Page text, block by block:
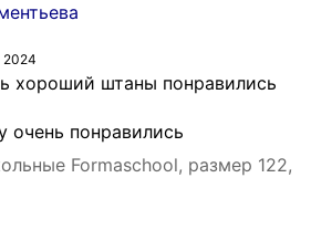
2024
хороший штаны понравились
очень понравились
Formaschool, размер 122,